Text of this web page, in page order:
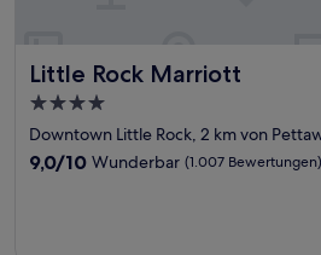
Little Rock Marriott
Little Rock Marriott
4.0-
Sterne-
Unterkunft
Downtown Little Rock, 2 km von
9.0
9,0/10 Wunderbar (1.007 Bewertungen)